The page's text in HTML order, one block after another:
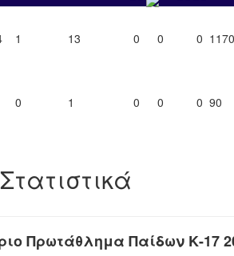
1 13 0 0 0 1170
0 1 0 0 0 90
Πρωτάθλημα Παίδων Κ-17